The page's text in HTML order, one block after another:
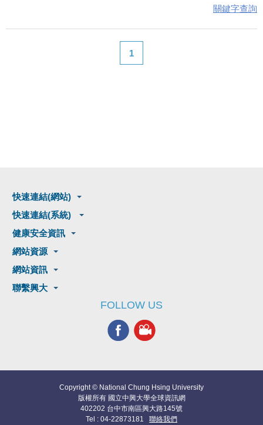
關鍵字查詢
1
快速連結(網站)
快速連結(系統)
健康安全資訊
網站資源
網站資訊
聯繫興大
FOLLOW US
Copyright © National Chung Hsing University
版權所有 國立中興大學全球資訊網
402202 台中市南區興大路145號
Tel : 04-22873181 聯絡我們